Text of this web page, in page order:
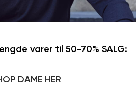
varer til 50-70% SALG:
DAME HER